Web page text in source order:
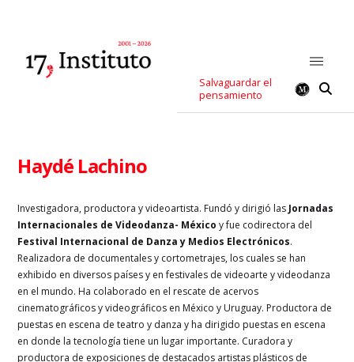
Salvaguardar el
pensamiento
Haydé Lachino
Investigadora, productora y videoartista. Fundó y dirigió las Jornadas
Internacionales de Videodanza- México y fue codirectora del
Festival Internacional de Danza y Medios Electrónicos.
Realizadora de documentales y cortometrajes, los cuales se han
exhibido en diversos países y en festivales de videoarte y videodanza
en el mundo. Ha colaborado en el rescate de acervos
cinematográficos y videográficos en México y Uruguay. Productora de
puestas en escena de teatro y danza y ha dirigido puestas en escena
en donde la tecnología tiene un lugar importante. Curadora y
productora de exposiciones de destacados artistas plásticos de